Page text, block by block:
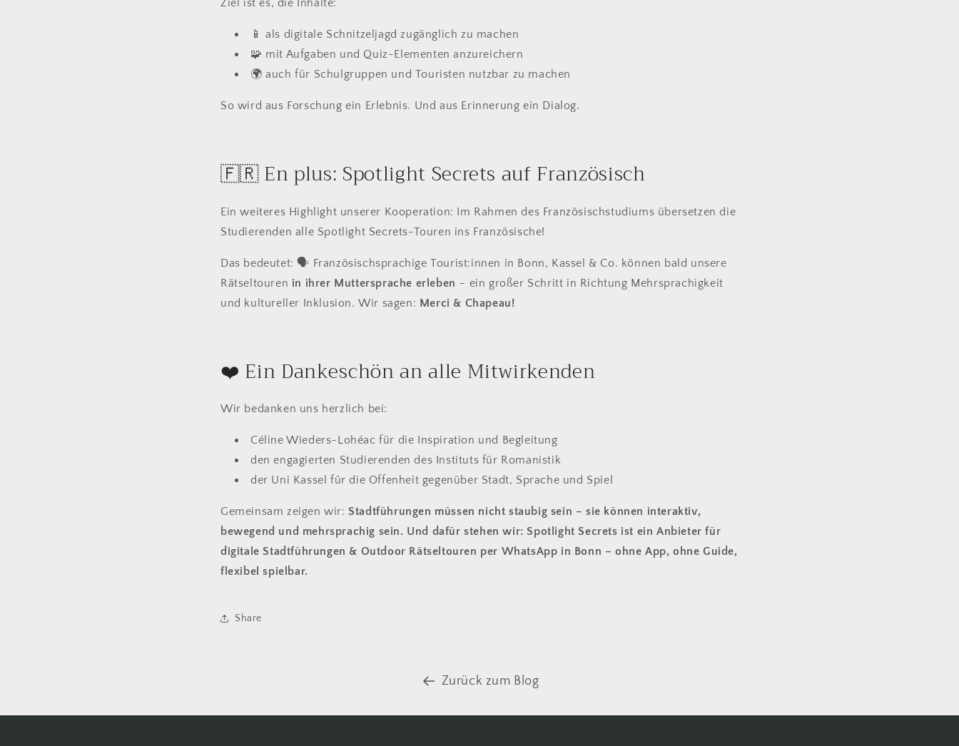
Ziel ist es, die Inhalte:
📱 als digitale Schnitzeljagd zugänglich zu machen
🧩 mit Aufgaben und Quiz-Elementen anzureichern
🌍 auch für Schulgruppen und Touristen nutzbar zu machen
So wird aus Forschung ein Erlebnis. Und aus Erinnerung ein Dialog.
🇫🇷 En plus: Spotlight Secrets auf Französisch
Ein weiteres Highlight unserer Kooperation: Im Rahmen des Französischstudiums übersetzen die
Studierenden alle Spotlight Secrets-Touren ins Französische!
Das bedeutet: 🗣️ Französischsprachige Tourist:innen in Bonn, Kassel & Co. können bald unsere
Rätseltouren in ihrer Muttersprache erleben – ein großer Schritt in Richtung Mehrsprachigkeit
und kultureller Inklusion. Wir sagen: Merci & Chapeau!
❤️ Ein Dankeschön an alle Mitwirkenden
Wir bedanken uns herzlich bei:
Céline Wieders-Lohéac für die Inspiration und Begleitung
den engagierten Studierenden des Instituts für Romanistik
der Uni Kassel für die Offenheit gegenüber Stadt, Sprache und Spiel
Gemeinsam zeigen wir: Stadtführungen müssen nicht staubig sein – sie können interaktiv,
bewegend und mehrsprachig sein. Und dafür stehen wir: Spotlight Secrets ist ein Anbieter für
digitale Stadtführungen & Outdoor Rätseltouren per WhatsApp in Bonn – ohne App, ohne Guide,
flexibel spielbar.
Share
Zurück zum Blog